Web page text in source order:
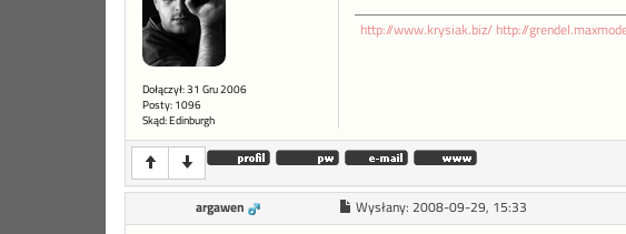
Dołączył: 31 Gru 2006
Posty: 1096
Skąd: Edinburgh
http://www.krysiak.biz/ http://
argawen Wysłany: 2008-09-29, 15:33